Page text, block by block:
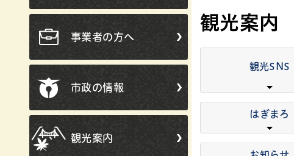
事業者の方へ
市政の情報
観光案内
観光案内
観光SNS
はぎまろ